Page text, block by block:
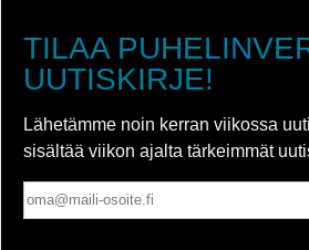
TILAA
UUTISKIRJE!
Lähetämme noin kerran viikossa
sisältää viikon ajalta tärkeimmät